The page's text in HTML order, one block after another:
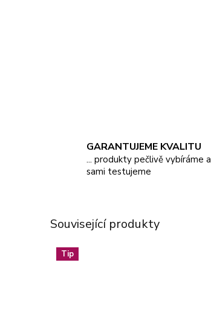
GARANTUJEME KVALITU
... produkty pečlivě vybíráme a
sami testujeme
Související produkty
Tip